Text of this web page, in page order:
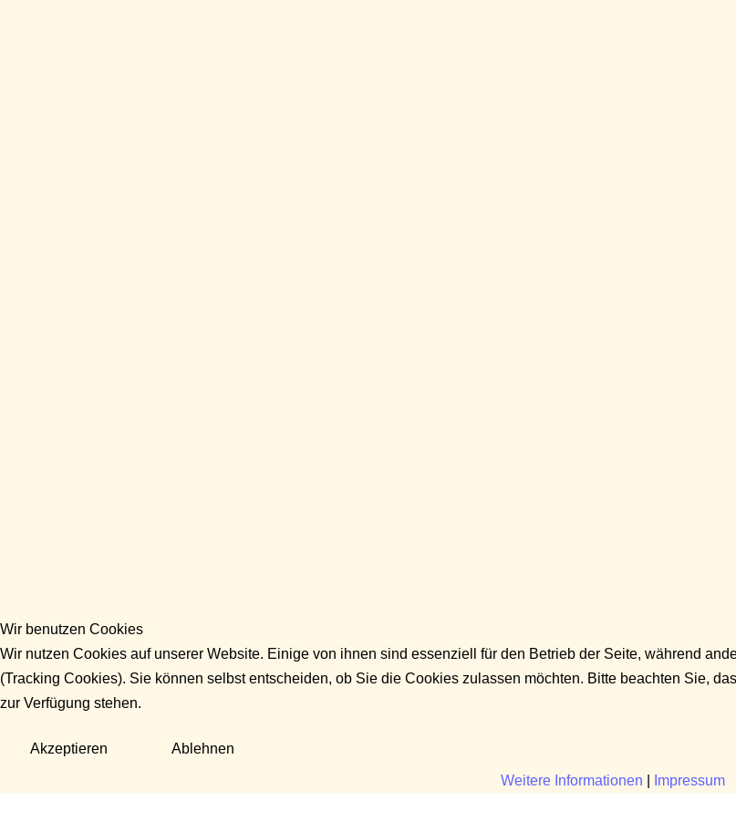
Wir benutzen Cookies
Wir nutzen Cookies auf unserer Website. Einige von ihnen sind essenziell für den Betrieb der Seite, während
(Tracking Cookies). Sie können selbst entscheiden, ob Sie die Cookies zulassen möchten. Bitte beachten Sie,
zur Verfügung stehen.
Akzeptieren Ablehnen
Weitere Informationen Impressum